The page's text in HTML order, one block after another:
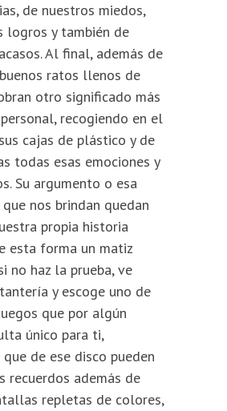
de nuestros miedos,
logros y también de
Al final, además de
ratos llenos de
otro significado más
recogiendo en el
cajas de plástico y de
todas esas emociones y
Su argumento o esa
nos brindan quedan
propia historia
esta forma un matiz
no haz la prueba, ve
y escoge uno de
que por algún
único para ti,
de ese disco pueden
recuerdos además de
repletas de colores,